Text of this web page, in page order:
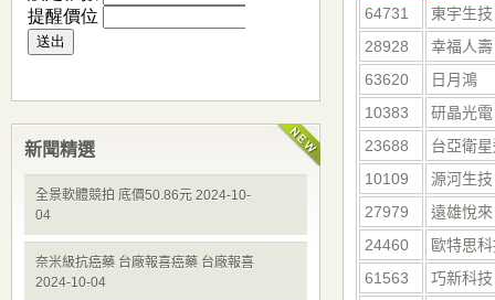
64731
東宇生技
28928
幸福人壽
63620
日月鴻
10383
研晶光電
23688
台亞衛
10109
源河生技
27979
遠雄悅來
24460
歐特思
61563
巧新科技
新聞精選
全景軟體競拍 底價50.86元 2024-10-
04
奈米級抗癌藥 台廠報喜癌藥 台廠報喜
2024-10-04